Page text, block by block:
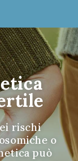
rischi
o
può